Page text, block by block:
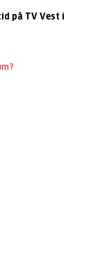
på TV Vest i